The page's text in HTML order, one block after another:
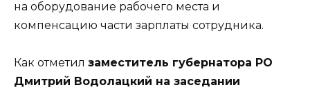
на оборудование рабочего места и
компенсацию части зарплаты сотрудника.
Как отметил заместитель губернатора РО
Дмитрий Водолацкий на заседании